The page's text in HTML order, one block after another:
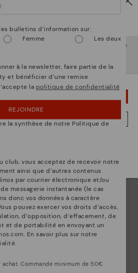
Pikolinos afin qu'elles
premier jour.
États-Unis
et vous allez accéder au site
Web deÉtats-Unis?
SUR LE SITE WEB DU LUXEMBOURG
bulletins d’information sur:
Femme Les deux
à la newsletter, faire partie de la
et bénéficier d’une remise
la politique de confidentialité
REJOINDRE
la synthèse de notre Politique de
club, vous acceptez de recevoir notre
ainsi que d’autres contenus
par courrier électronique et/ou
messagerie instantanée (le cas
donc vos données à caractère
pouvez exercer vos droits d’accès,
d’opposition, d’effacement, de
et de portabilité en envoyant un
. En savoir plus sur notre
.
achat. Commande minimum de 50€.